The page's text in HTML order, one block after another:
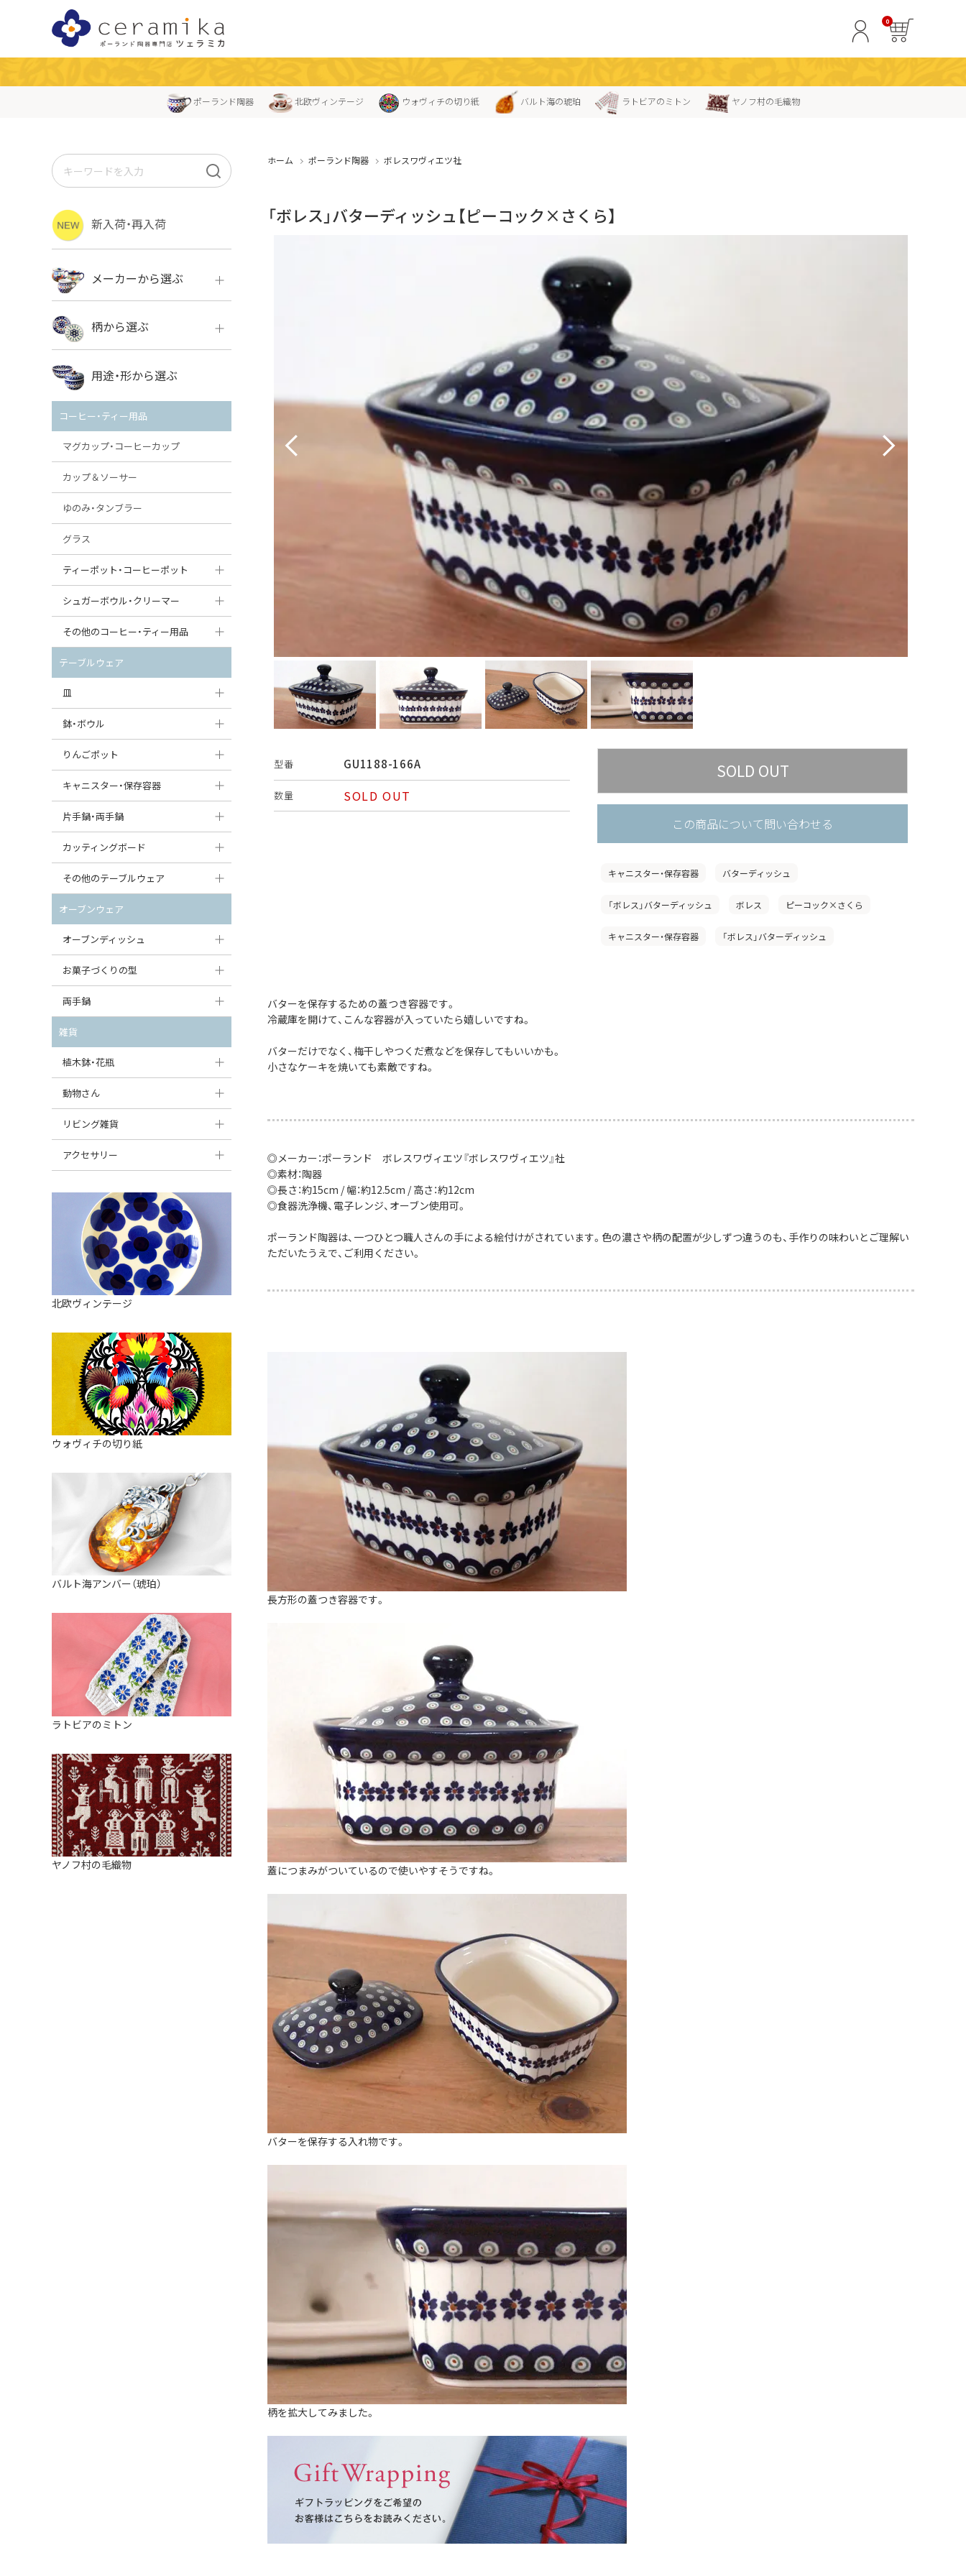
0
ポーランド陶器 北欧ヴィンテージ ウォヴィチの切り紙 バルト海の琥珀 ラトビアのミトン ヤノフ村の毛織物
ホーム ポーランド陶器 ボレスワヴィエツ社
「ボレス」バターディッシュ【ピーコック×さくら】
型番 GU1188-166A
数量
SOLD OUT
この商品について問い合わせる
キャニスター・保存容器 バターディッシュ
「ボレス」バターディッシュ ボレス ピーコック×さくら
キャニスター・保存容器 「ボレス」バターディッシュ
バターを保存するための蓋つき容器です。
冷蔵庫を開けて、こんな容器が入っていたら嬉しいですね。
バターだけでなく、梅干しやつくだ煮などを保存してもいいかも。
小さなケーキを焼いても素敵ですね。
◎メーカー：ポーランド ボレスワヴィエツ『ボレスワヴィエツ』社
◎素材：陶器
◎長さ：約15cm / 幅：約12.5cm / 高さ：約12cm
◎食器洗浄機、電子レンジ、オーブン使用可。
ポーランド陶器は、一つひとつ職人さんの手による絵付けがされています。色の濃さや柄の配置が少しずつ違うのも、手作りの味わいとご理解い
ただいたうえで、ご利用ください。
長方形の蓋つき容器です。
蓋につまみがついているので使いやすそうですね。
バターを保存する入れ物です。
柄を拡大してみました。
新入荷・再入荷
メーカーから選ぶ
ボレス
VENA
ミレナ
柄から選ぶ
ボレス
用途・形から選ぶ
コーヒー・ティー用品
マグカップ・コーヒーカップ
カップ＆ソーサー
ゆのみ・タンブラー
グラス
ティーポット・コーヒーポット
ティーポット
コーヒーポット
シュガーボウル・クリーマー
シュガーボウル
クリーマー
その他のコーヒー・ティー用品
ポットウォーマー
ピッチャー
コーヒードリッパー
すべて見る
テーブルウェア
皿
大皿（24cm〜）
中皿（18〜24cm）
丸皿
スープ皿
ダルマプレート
たまご型プレート
ハート型プレート
変形プレート
分割ディッシュ
すべて見る
鉢・ボウル
大鉢（21cm〜）
中鉢（16〜21cm）
丸鉢・どんぶり・ボウル
茶碗
オーバルボウル
ハートボウル
葉っぱ型ボウル
りんご型ボウル
いちご型ボウル
星型ボウル
スープカップ
そば猪口・フリーカップ
ココット
薬味入れ
ミキシングボウル
すべて見る
りんごポット
りんごポット
りんごポット小
キャニスター・保存容器
キャニスター
つぼ
ガーリックポット
オニオンキャニスター
ガーリックキャニスター
チーズケース
バターディッシュ
六角形ポット
ボトル
すべて見る
片手鍋・両手鍋
ソースパン（片手鍋）
スープチュリーン
カッティングボード
角型カッティングボード
丸型カッティングボード
すべて見る
その他のテーブルウェア
調味料入れ
グレイヴィーボート
エッグカップ
ケーキスタンド
カトラリー
はしおき・カトラリーレスト
オーブンウェア
オーブンディッシュ
大型（24cm〜）
中型（18〜24cm）
スクエアオーブンディッシュ
オーバルオーブンディッシュ
すべて見る
お菓子づくりの型
パウンド型
マフィン型
すべて見る
両手鍋
チュリーン
キャセロール
すべて見る
雑貨
植木鉢・花瓶
植木鉢
花瓶
動物さん
フィギュア・置物
貯金箱
オーナメント
クリーマー
リビング雑貨
スツール
バス・洗面用品
家具小物
小物入れ
アロマポット
バスケット
装飾用タイル・プレート
ミニチュア
天使さま
カードスタンド
マグネット
すべて見る
アクセサリー
ペンダントトップ
すべて見る
北欧ヴィンテージ
ウォヴィチの切り紙
バルト海アンバー（琥珀）
ラトビアのミトン
ヤノフ村の毛織物